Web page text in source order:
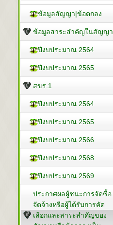
ข้อมูลสัญญา|ข้อตกลง
ข้อมูลสาระสำคัญในสัญญา
ปีงบประมาณ 2564
ปีงบประมาณ 2565
สขร.1
ปีงบประมาณ 2564
ปีงบประมาณ 2565
ปีงบประมาณ 2566
ปีงบประมาณ 2568
ปีงบประมาณ 2569
ประกาศผลผู้ชนะการจัดซื้อ
จัดจ้างหรือผู้ได้รับการคัด
เลือกและสาระสำคัญของ